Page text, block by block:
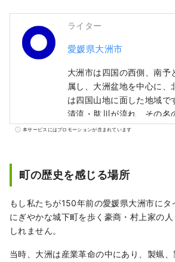
ライター
愛媛県大洲市
大洲市は四国の西側、南予
属し、大洲盆地を中心に、
は四国山地に面した地域で
清流・肱川が流れ、その名
るように肘のように湾曲し
洲城の城下町として栄えた
のほとりに息づいています。
本サービスにはプロモーションが含まれています
町の歴史を感じる場所
もし私たちが150年前の愛媛県大洲市にタ
にぎやかな城下町を歩く豪商・村上家の
しれません。
当時、大洲は産業革命の中にあり、製蝋